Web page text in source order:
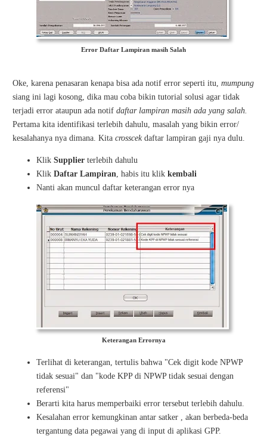
Error Daftar Lampiran masih Salah
Oke, karena penasaran kenapa bisa ada notif error seperti itu, mumpung
siang ini lagi kosong, dika mau coba bikin tutorial solusi agar tidak
terjadi error ataupun ada notif daftar lampiran masih ada yang salah.
Pertama kita identifikasi terlebih dahulu, masalah yang bikin error/
kesalahanya nya dimana. Kita crosscekdaftar lampiran gaji nya dulu.
Klik Supplier terlebih dahulu
Klik Daftar Lampiran, habis itu klik kembali
Nanti akan muncul daftar keterangan error nya
Keterangan Errornya
Terlihat di keterangan, tertulis bahwa "Cek digit kode NPWP
tidak sesuai" dan "kode KPP di NPWP tidak sesuai dengan
referensi"
Berarti kita harus memperbaiki error tersebut terlebih dahulu.
Kesalahan error kemungkinan antar satker , akan berbeda-beda
tergantung data pegawai yang di input di aplikasi GPP.